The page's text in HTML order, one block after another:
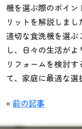
機を選ぶ際のポイン
リットを解説しまし
適切な食洗機を選
し、日々の生活がよ
リフォームを検討
て、家庭に最適な選
« 前の記事